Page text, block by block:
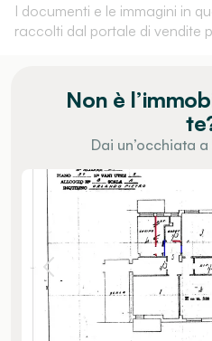
I documenti e le immagini in
raccolti dal portale di vendite
Non è
Dai un’occhiata